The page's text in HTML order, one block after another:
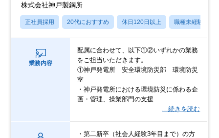
株式会社神戸製鋼所
正社員採用 20代におすすめ 休日120日以上 職種未経験OK
業務内容
配属に合わせて、以下①②いずれかの業務
をご担当いただきます。
①神戸発電所 安全環境防災部 環境防災
室
・神戸発電所における環境防災に係わる企
画・管理、操業部門の支援
…続きを読む
・第二新卒（社会人経験3年目まで）の方